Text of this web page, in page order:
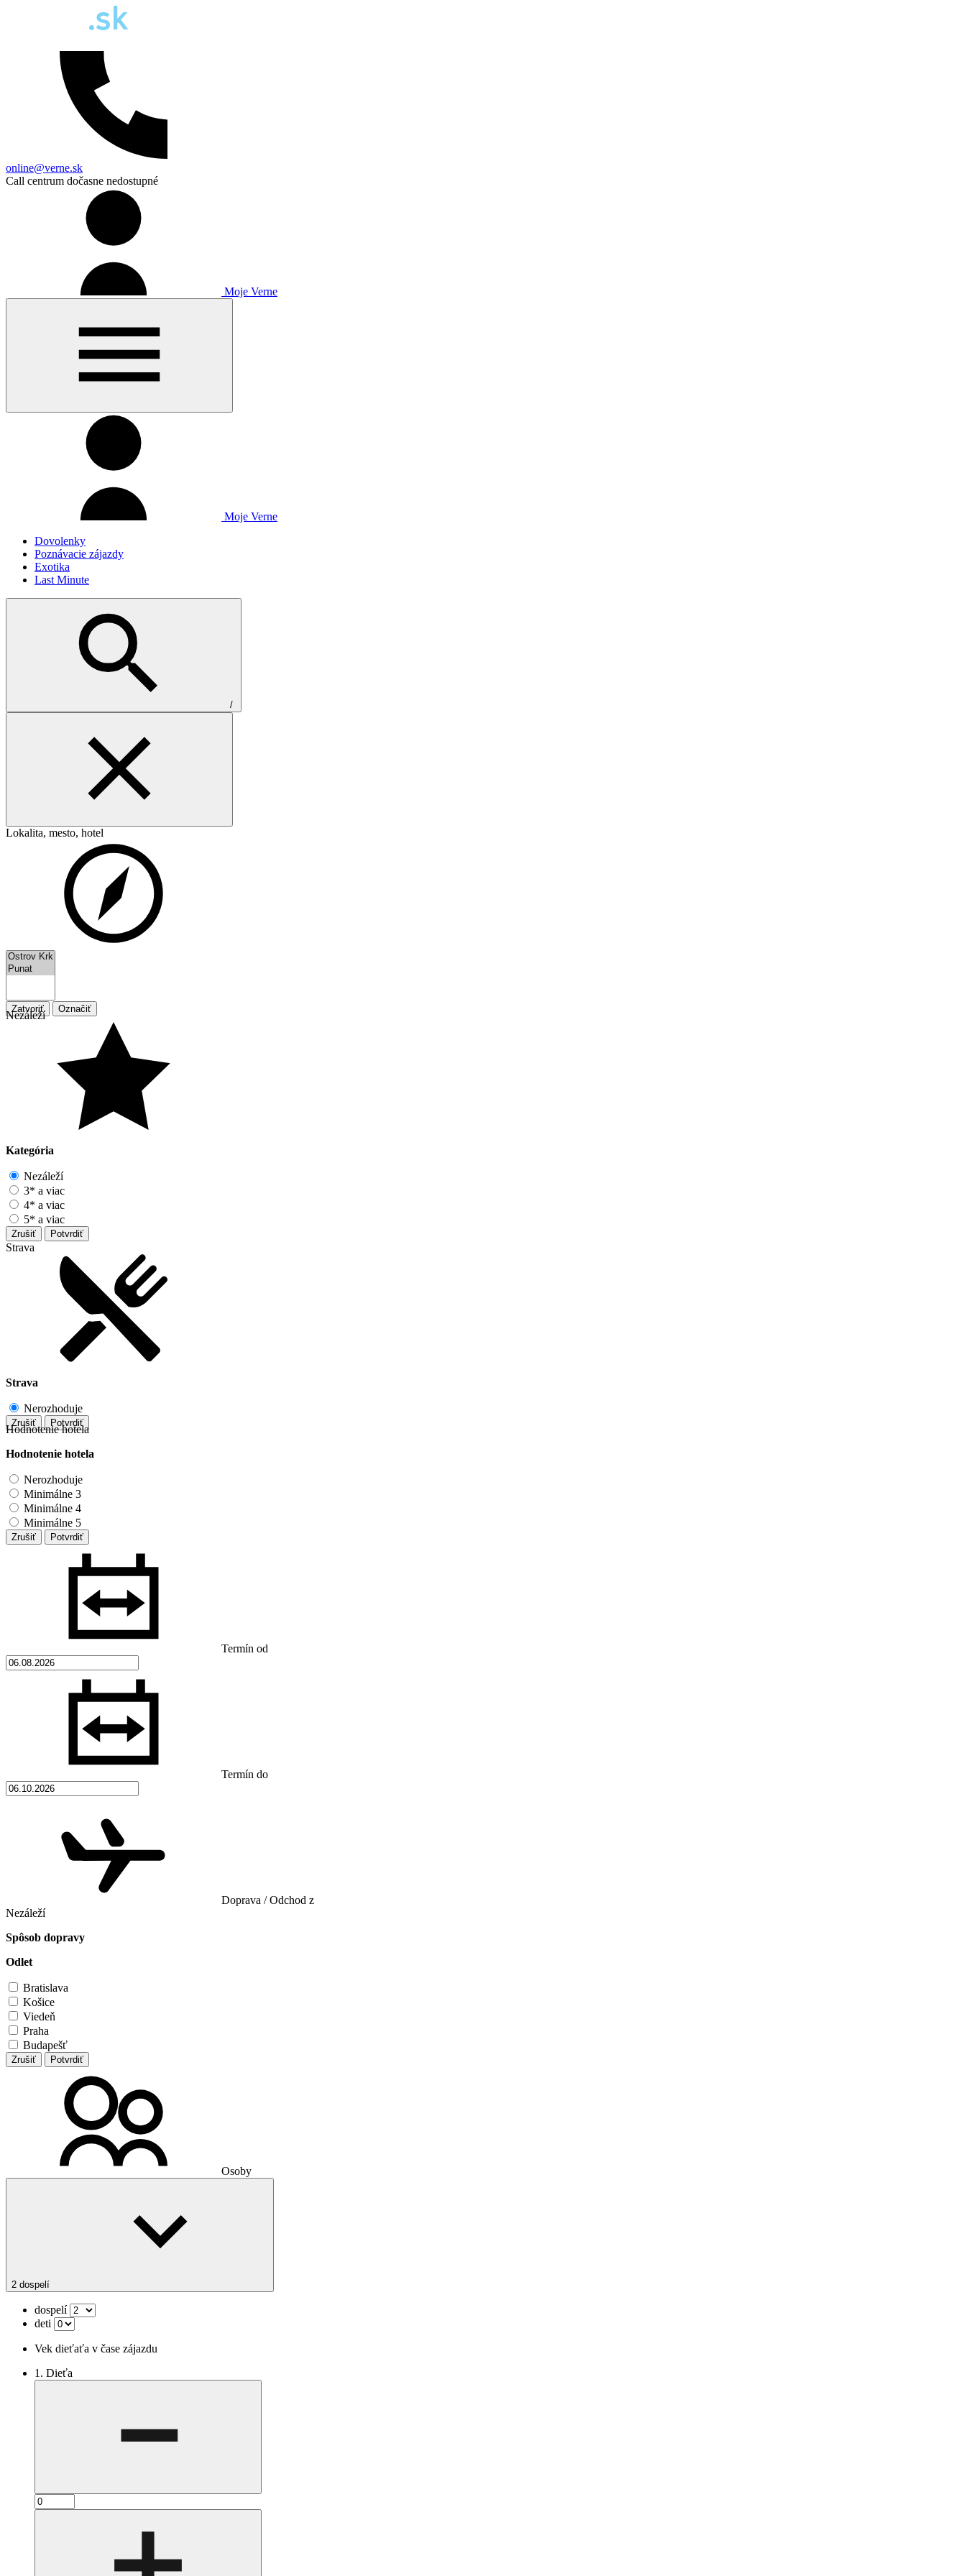
online@verne.sk
Call centrum dočasne nedostupné
Moje Verne
Moje Verne
Dovolenky
Poznávacie zájazdy
Exotika
Last Minute
/
Lokalita, mesto, hotel
Zatvoriť Označiť
Nezáleží
Kategória
Nezáleží
3* a viac
4* a viac
5* a viac
Zrušiť Potvrdiť
Strava
Strava
Nerozhoduje
Zrušiť Potvrdiť
Hodnotenie hotela
Hodnotenie hotela
Nerozhoduje
Minimálne 3
Minimálne 4
Minimálne 5
Zrušiť Potvrdiť
Termín od
Termín do
Doprava / Odchod z
Nezáleží
Spôsob dopravy
Odlet
Bratislava
Košice
Viedeň
Praha
Budapešť
Zrušiť Potvrdiť
Osoby
2 dospelí
dospelí
deti
Vek dieťaťa v čase zájazdu
1. Dieťa